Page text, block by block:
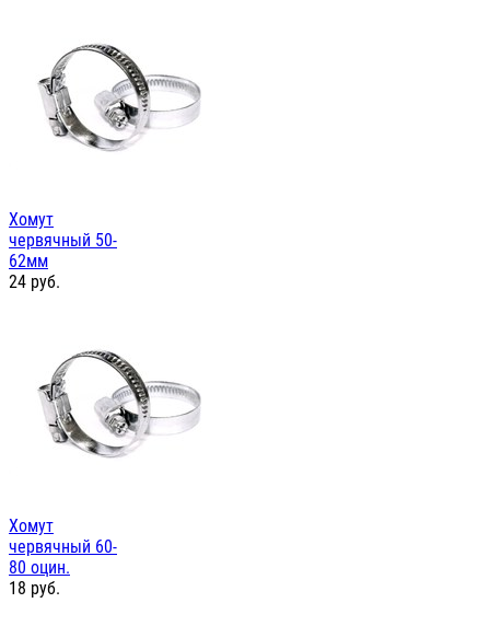
Хомут
червячный 50-
62мм
24 руб.
Хомут
червячный 60-
80 оцин.
18 руб.